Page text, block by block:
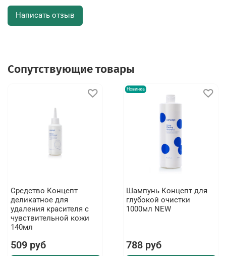
Написать отзыв
Сопутствующие товары
Средство Концепт
деликатное для
удаления красителя с
чувствительной кожи
140мл
509 руб
Новинка
Шампунь Концепт для
глубокой очистки
1000мл NEW
788 руб